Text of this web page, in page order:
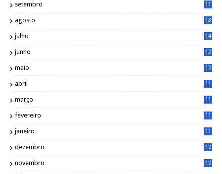
setembro
11
agosto
13
julho
14
junho
12
maio
13
abril
11
março
11
fevereiro
11
janeiro
11
dezembro
10
novembro
10